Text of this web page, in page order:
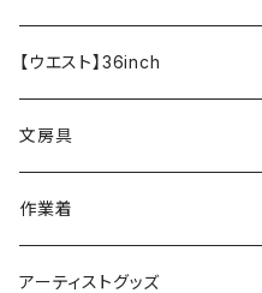
【ウエスト】36inch
文房具
ペンケース
作業着
アーティストグッズ